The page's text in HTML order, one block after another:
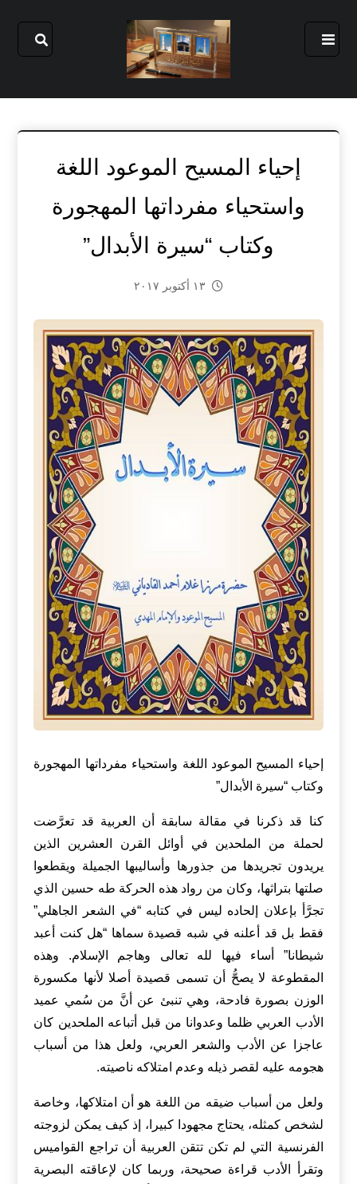
إحياء المسيح الموعود اللغة
واستحياء مفرداتها المهجورة
وكتاب “سيرة الأبدال”
١٣ أكتوبر ٢٠١٧
إحياء المسيح الموعود اللغة واستحياء مفرداتها المهجورة
وكتاب “سيرة الأبدال”
كنا قد ذكرنا في مقالة سابقة أن العربية قد تعرَّضت
لحملة من الملحدين في أوائل القرن العشرين الذين
يريدون تجريدها من جذورها وأساليبها الجميلة ويقطعوا
صلتها بتراثها، وكان من رواد هذه الحركة طه حسين الذي
تجرَّأ بإعلان إلحاده ليس في كتابه “في الشعر الجاهلي”
فقط بل قد أعلنه في شبه قصيدة سماها “هل كنت أعبد
شيطانا” أساء فيها لله تعالى وهاجم الإسلام. وهذه
المقطوعة لا يصحُّ أن تسمى قصيدة أصلا لأنها مكسورة
الوزن بصورة فادحة، وهي تنبئ عن أنَّ من سُمي عميد
الأدب العربي ظلما وعدوانا من قبل أتباعه الملحدين كان
عاجزا عن الأدب والشعر العربي، ولعل هذا من أسباب
هجومه عليه لقصر ذيله وعدم امتلاكه ناصيته.
ولعل من أسباب ضيقه من اللغة هو أن امتلاكها، وخاصة
لشخص كمثله، يحتاج مجهودا كبيرا، إذ كيف يمكن لزوجته
الفرنسية التي لم تكن تتقن العربية أن تراجع القواميس
وتقرأ الأدب قراءة صحيحة، وربما كان لإعاقته البصرية